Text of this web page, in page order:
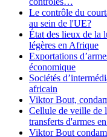
Le contrôle du
au sein de l'UE?
État des lieux de la
légères en Afrique
Exportations
économique
Sociétés
africain
Viktor Bout,
Cellule de veille de
transferts d'armes
Viktor Bout